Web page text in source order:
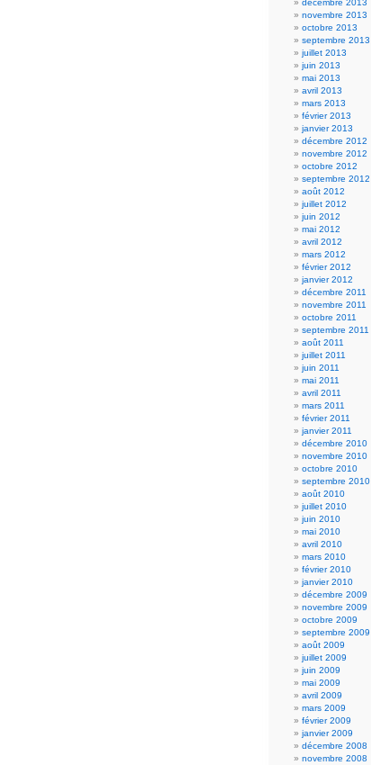
décembre 2013
novembre 2013
octobre 2013
septembre 2013
juillet 2013
juin 2013
mai 2013
avril 2013
mars 2013
février 2013
janvier 2013
décembre 2012
novembre 2012
octobre 2012
septembre 2012
août 2012
juillet 2012
juin 2012
mai 2012
avril 2012
mars 2012
février 2012
janvier 2012
décembre 2011
novembre 2011
octobre 2011
septembre 2011
août 2011
juillet 2011
juin 2011
mai 2011
avril 2011
mars 2011
février 2011
janvier 2011
décembre 2010
novembre 2010
octobre 2010
septembre 2010
août 2010
juillet 2010
juin 2010
mai 2010
avril 2010
mars 2010
février 2010
janvier 2010
décembre 2009
novembre 2009
octobre 2009
septembre 2009
août 2009
juillet 2009
juin 2009
mai 2009
avril 2009
mars 2009
février 2009
janvier 2009
décembre 2008
novembre 2008